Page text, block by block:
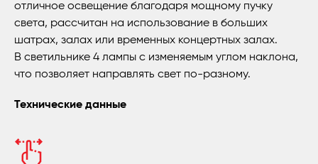
отличное освещение благодаря мощному пучку
света, рассчитан на использование в больших
шатрах, залах или временных концертных залах.
В светильнике 4 лампы с изменяемым углом наклона,
что позволяет направлять свет по-разному.
Технические данные